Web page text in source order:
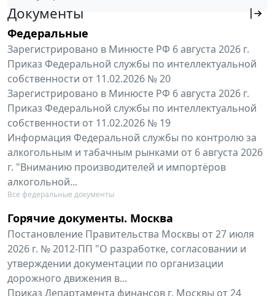
Документы
Федеральные
Зарегистрировано в Минюсте РФ 6 августа 2026 г.
Приказ Федеральной службы по интеллектуальной
собственности от 11.02.2026 № 20
Зарегистрировано в Минюсте РФ 6 августа 2026 г.
Приказ Федеральной службы по интеллектуальной
собственности от 11.02.2026 № 19
Информация Федеральной службы по контролю за
алкогольным и табачным рынками от 6 августа 2026
г. "Вниманию производителей и импортёров
алкогольной...
Все федеральные документы
Горячие документы. Москва
Постановление Правительства Москвы от 27 июля
2026 г. № 2012-ПП "О разработке, согласовании и
утверждении документации по организации
дорожного движения в...
Приказ Департамента финансов г. Москвы от 24